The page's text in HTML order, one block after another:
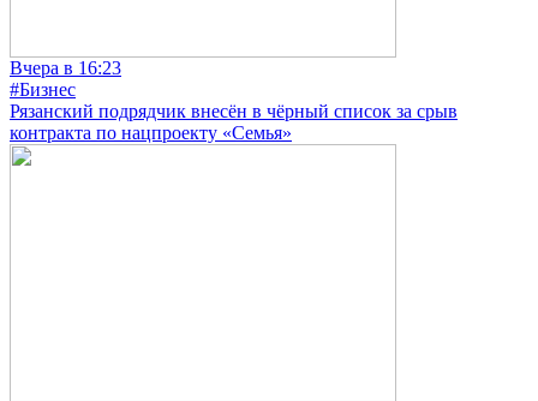
Вчера в 16:23
#Бизнес
Рязанский подрядчик внесён в чёрный список за срыв
контракта по нацпроекту «Семья»